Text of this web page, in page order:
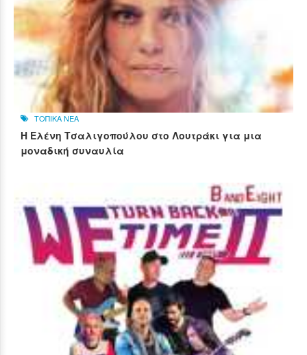
ΤΟΠΙΚΑ ΝΕΑ
Η Ελένη Τσαλιγοπούλου στο Λουτράκι για μια
μοναδική συναυλία